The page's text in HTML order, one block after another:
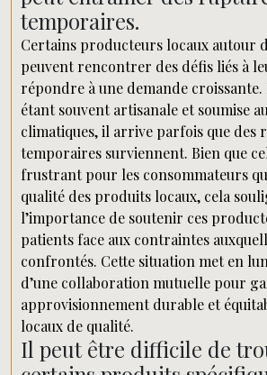
temporaires.
Certains producteurs locaux autour
peuvent rencontrer des défis liés à
répondre à une demande
étant souvent artisanale et soumise
climatiques, il arrive parfois que des
temporaires surviennent. Bien que
frustrant pour les consommateurs
qualité des produits locaux, cela
l’importance de soutenir ces
patients face aux contraintes
confrontés. Cette situation met en
d’une collaboration mutuelle pour
approvisionnement durable et
locaux de qualité.
Il peut être difficile de